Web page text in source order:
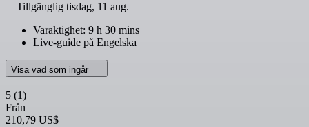
Tillgänglig tisdag, 11 aug.
Varaktighet: 9 h 30 mins
Live-guide på Engelska
Visa vad som ingår
5 (1)
Från
210,79 US$